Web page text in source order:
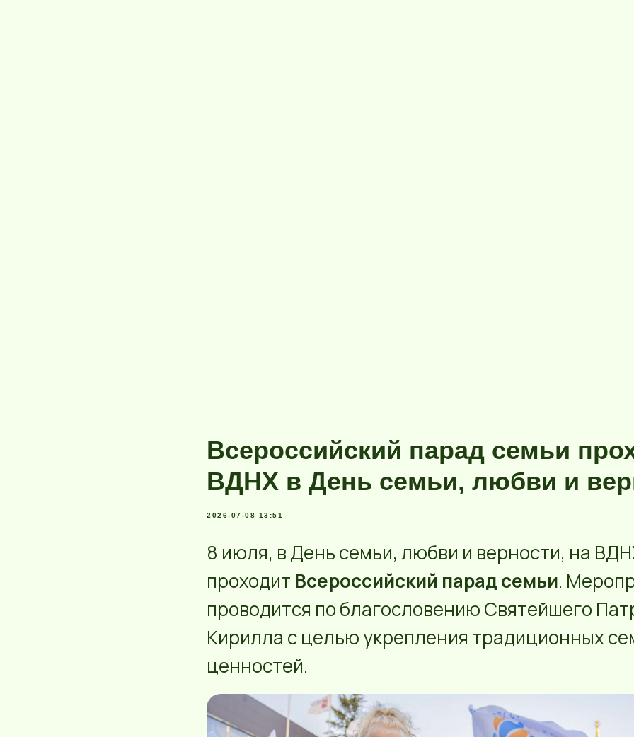
Всероссийский парад семьи
ВДНХ в День семьи, любви и
2026-07-08 13:51
8 июля, в День семьи, любви и верности, на
проходит Всероссийский парад семьи.
проводится по благословению Святейшего
Кирилла с целью укрепления традиционных
ценностей.